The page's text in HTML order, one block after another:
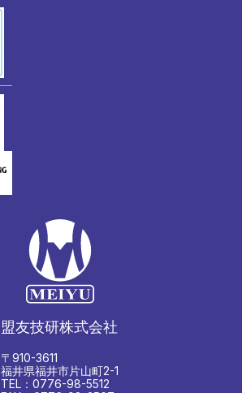
盟友技研株式会社
〒910-3611
福井県福井市片山町2-1
TEL：0776-98-5512